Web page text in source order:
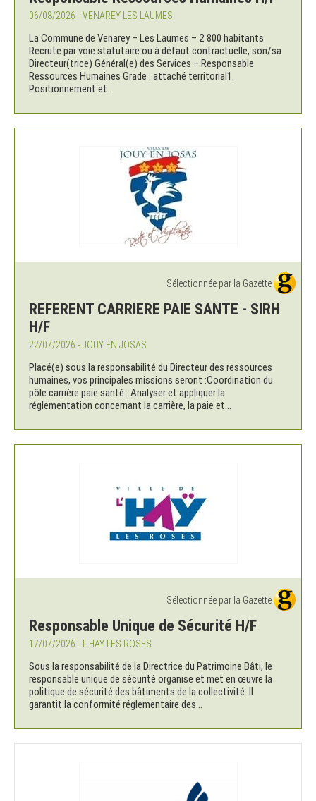
06/08/2026 - VENAREY LES LAUMES
La Commune de Venarey – Les Laumes – 2 800 habitants
Recrute par voie statutaire ou à défaut contractuelle, son/sa
Directeur(trice) Général(e) des Services – Responsable
Ressources Humaines Grade : attaché territorial1.
Positionnement et...
Sélectionnée par la Gazette
REFERENT CARRIERE PAIE SANTE - SIRH
H/F
22/07/2026 - JOUY EN JOSAS
Placé(e) sous la responsabilité du Directeur des ressources
humaines, vos principales missions seront :Coordination du
pôle carrière paie santé : Analyser et appliquer la
réglementation concernant la carrière, la paie et...
Sélectionnée par la Gazette
Responsable Unique de Sécurité H/F
17/07/2026 - L HAY LES ROSES
Sous la responsabilité de la Directrice du Patrimoine Bâti, le
responsable unique de sécurité organise et met en œuvre la
politique de sécurité des bâtiments de la collectivité. Il
garantit la conformité réglementaire des...